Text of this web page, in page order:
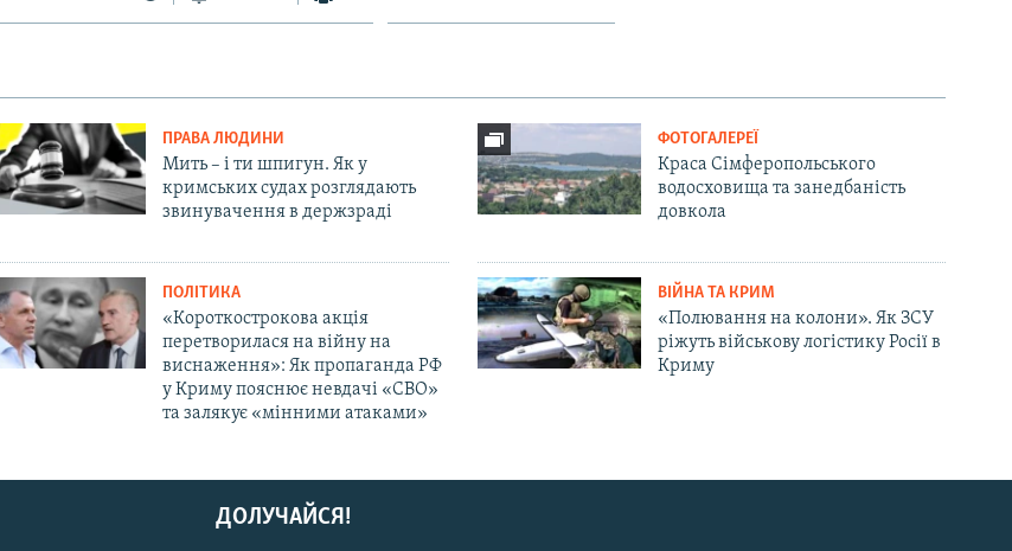
ПРАВА ЛЮДИНИ
Мить – і ти шпигун. Як у
кримських судах розглядають
звинувачення в держзраді
ФОТОГАЛЕРЕЇ
Краса Сімферопольського
водосховища та занедбаність
довкола
ПОЛІТИКА
«Короткострокова акція
перетворилася на війну на
виснаження»: Як пропаганда РФ
у Криму пояснює невдачі «СВО»
та залякує «мінними атаками»
ВІЙНА ТА КРИМ
«Полювання на колони». Як ЗСУ
ріжуть військову логістику Росії в
Криму
ДОЛУЧАЙСЯ!